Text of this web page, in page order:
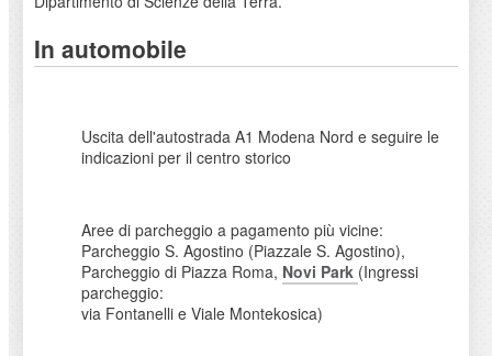
In automobile
Uscita dell'autostrada A1 Modena Nord e seguire le
indicazioni per il centro storico
Aree di parcheggio a pagamento più vicine:
Parcheggio S. Agostino (Piazzale S. Agostino),
Parcheggio di Piazza Roma, Novi Park (Ingressi
parcheggio:
via Fontanelli e Viale Montekosica)